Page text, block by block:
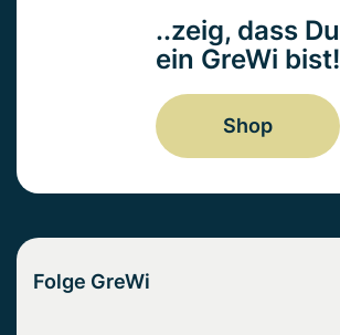
..zeig, dass Du
ein GreWi bist!
Shop
Folge GreWi